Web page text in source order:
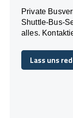
Private
Shuttle-Bus-
alles.
Lass uns
Lass uns